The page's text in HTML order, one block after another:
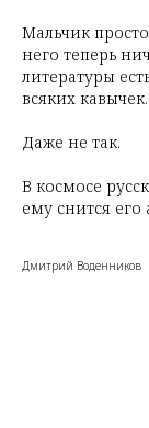
Мальчик
него теперь
литературы
всяких кавычек.
Даже не так.
В космосе
ему снится его
Дмитрий Воденников